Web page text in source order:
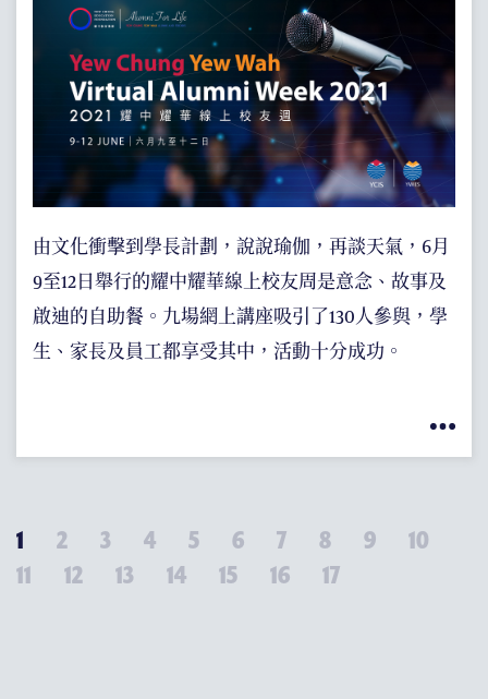
由文化衝擊到學長計劃，說說瑜伽，再談天氣，6月
9至12日舉行的耀中耀華線上校友周是意念、故事及
啟迪的自助餐。九場網上講座吸引了130人參與，學
生、家長及員工都享受其中，活動十分成功。
1 2 3 4 5 6 7 8 9
10
11
12 13 14 15 16 17